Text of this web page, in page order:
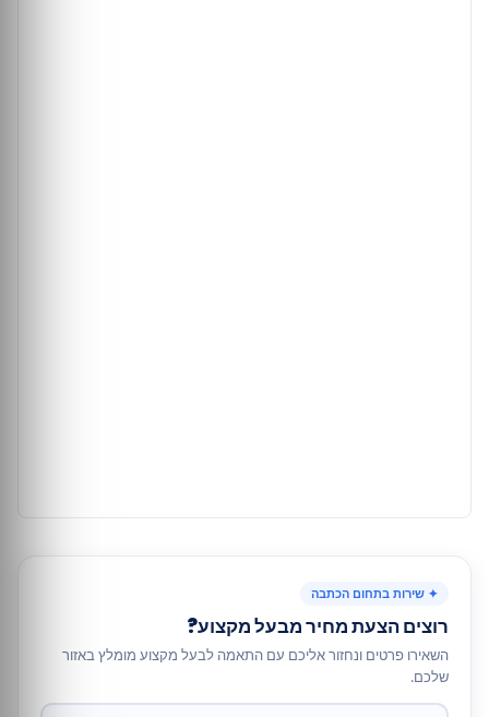
✦ שירות בתחום הכתבה
רוצים הצעת מחיר מבעל מקצוע?
השאירו פרטים ונחזור אליכם עם התאמה לבעל מקצוע מומלץ באזור
שלכם.